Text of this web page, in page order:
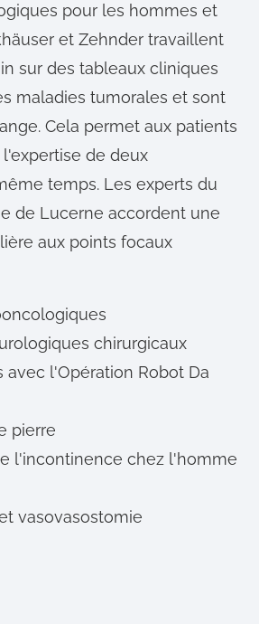
pour les hommes et
et Zehnder travaillent
sur des tableaux cliniques
maladies tumorales et sont
Cela permet aux patients
de deux
temps. Les experts du
de Lucerne accordent une
aux points focaux
chirurgicaux
avec l'Opération Robot Da
pierre
l'incontinence chez l'homme
vasovasostomie